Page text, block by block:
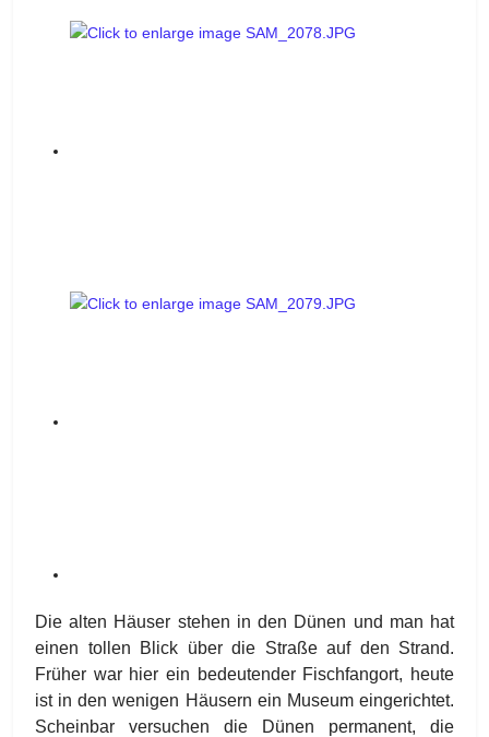
Die alten Häuser stehen in den Dünen und man hat
einen tollen Blick über die Straße auf den Strand.
Früher war hier ein bedeutender Fischfangort, heute
ist in den wenigen Häusern ein Museum eingerichtet.
Scheinbar versuchen die Dünen permanent, die